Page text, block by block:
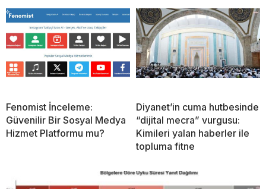
Fenomist İnceleme:
Güvenilir Bir Sosyal Medya
Hizmet Platformu mu?
Diyanet’in cuma hutbesinde
“dijital mecra” vurgusu:
Kimileri yalan haberler ile
topluma fitne